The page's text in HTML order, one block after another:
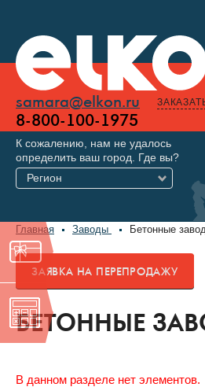
samara@elkon.ru
8-800-100-1975
К сожалению, нам не удалось
определить ваш город. Где вы?
Регион
Главная Заводы Бетонные
БЕТОННЫЕ
В данном разделе нет элементов.